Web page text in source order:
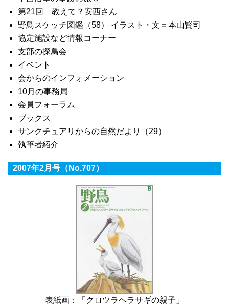
第21回 教えて？安西さん
野鳥スケッチ図鑑（58） イラスト・文＝本山賢司
協定施設など情報コーナー
支部の探鳥会
イベント
会からのインフォメーション
10月の事務局
会員フォーラム
ブックス
サンクチュアリからの自然だより（29）
執筆者紹介
2007年2月号（No.707）
表紙画：「クロツラヘラサギの親子」